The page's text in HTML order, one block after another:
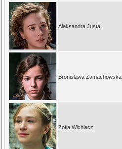
Aleksandra Justa
Bronislawa Zamachowska
Zofia Wichlacz